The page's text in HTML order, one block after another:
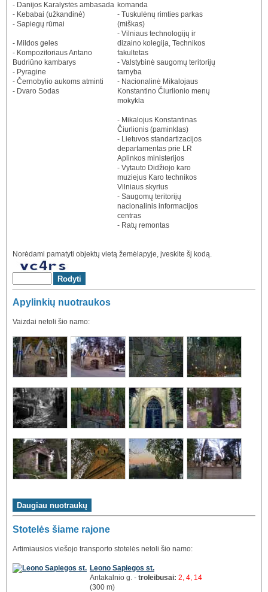
- Danijos Karalystės ambasada
- Kebabai (užkandinė)
- Sapiegų rūmai
- Mildos geles
- Kompozitoriaus Antano
Budriūno kambarys
- Pyragine
- Černobylio aukoms atminti
- Dvaro Sodas
komanda
- Tuskulėnų rimties parkas
(miškas)
- Vilniaus technologijų ir
dizaino kolegija, Technikos
fakultetas
- Valstybinė saugomų teritorijų
tarnyba
- Nacionalinė Mikalojaus
Konstantino Čiurlionio menų
mokykla
- Mikalojus Konstantinas
Čiurlionis (paminklas)
- Lietuvos standartizacijos
departamentas prie LR
Aplinkos ministerijos
- Vytauto Didžiojo karo
muziejus Karo technikos
Vilniaus skyrius
- Saugomų teritorijų
nacionalinis informacijos
centras
- Ratų remontas
Norėdami pamatyti objektų vietą žemėlapyje, įveskite šį kodą.
Apylinkių nuotraukos
Vaizdai netoli šio namo:
Stotelės šiame rajone
Artimiausios viešojo transporto stotelės netoli šio namo:
Leono Sapiegos st.
Antakalnio g. - troleibusai: 2, 4, 14
(300 m)